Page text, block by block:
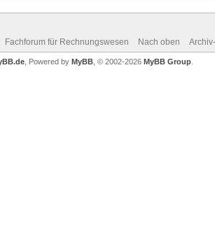
Fachforum für Rechnungswesen Nach oben
, Powered by MyBB , © 2002-2026 MyBB Group